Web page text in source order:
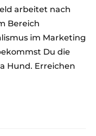
arbeitet nach
Bereich
im Marketing
Du die
Hund. Erreichen